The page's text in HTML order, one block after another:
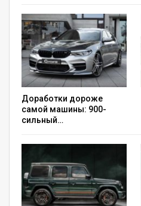
Доработки дороже
самой машины: 900-
сильный…